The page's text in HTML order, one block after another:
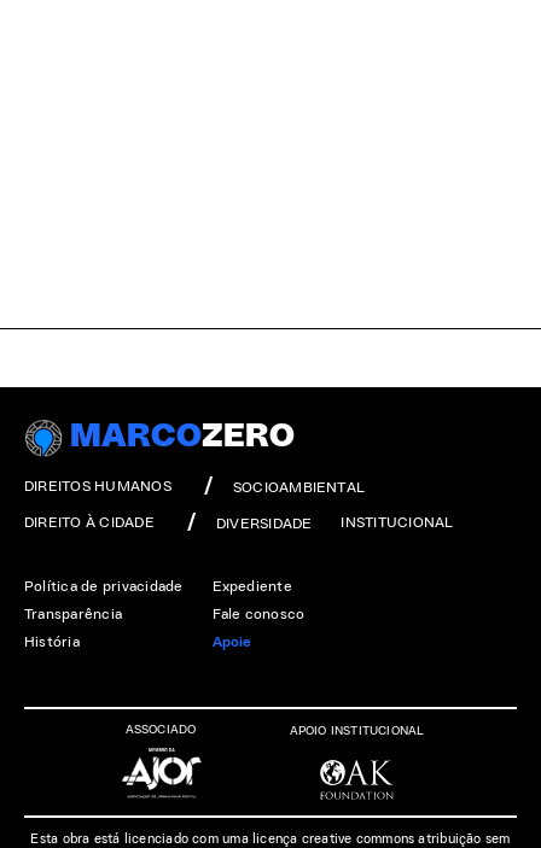
MARCOZERO
DIREITOS HUMANOS SOCIOAMBIENTAL
DIREITO À CIDADE DIVERSIDADE INSTITUCIONAL
Política de privacidade
Transparência
História
Expediente
Fale conosco
Apoie
ASSOCIADO APOIO INSTITUCIONAL
Esta obra está licenciado com uma licença creative commons atribuição sem